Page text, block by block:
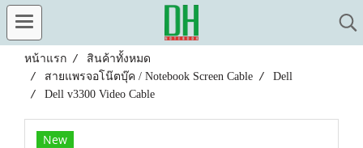
หน้าแรก
สินค้าทั้งหมด
สายแพรจอโน๊ตบุ๊ค / Notebook Screen Cable
Dell
Dell v3300 Video Cable
New